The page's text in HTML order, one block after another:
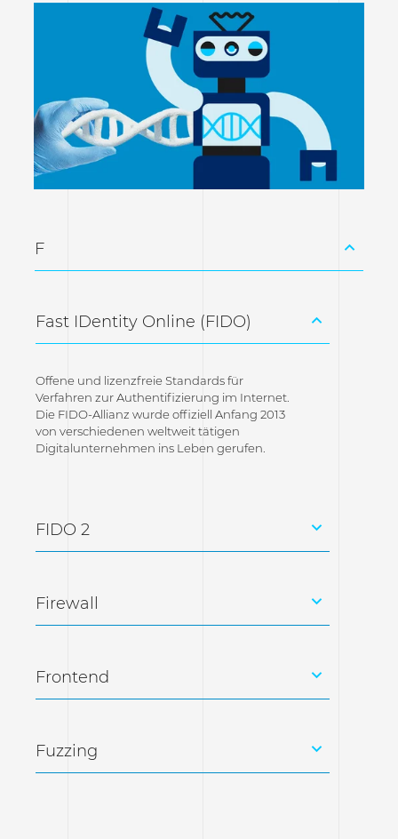
F
Fast IDentity Online (FIDO)
Offene und lizenzfreie Standards für
Verfahren zur Authentifizierung im Internet.
Die FIDO-Allianz wurde offiziell Anfang 2013
von verschiedenen weltweit tätigen
Digitalunternehmen ins Leben gerufen.
FIDO 2
Firewall
Frontend
Fuzzing